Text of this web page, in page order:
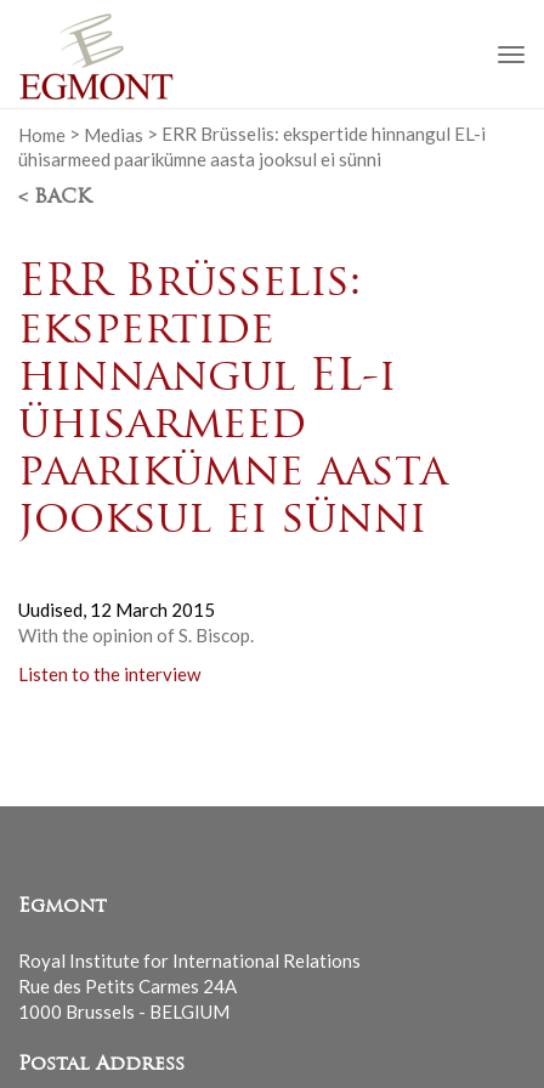
Home > Medias > ERR Brüsselis: ekspertide hinnangul EL-i
ühisarmeed paarikümne aasta jooksul ei sünni
< BACK
ERR Brüsselis:
ekspertide
hinnangul EL-i
ühisarmeed
paarikümne aasta
jooksul ei sünni
Uudised, 12 March 2015
With the opinion of S. Biscop.
Listen to the interview
Egmont
Royal Institute for International Relations
Rue des Petits Carmes 24A
1000 Brussels - BELGIUM
Postal Address